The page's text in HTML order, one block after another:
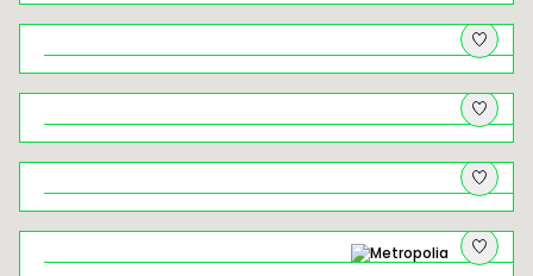
Rabka-Zdrój – od muzealnych
skarbów po zbójeckie legendy
Brzankowe zjazdy i podjazdy
Żegiestów – uzdrowisko, które
ponownie zaczyna istnieć
Rowerem przez Ciężkowicko–
Rożnowski Park Krajobrazowy